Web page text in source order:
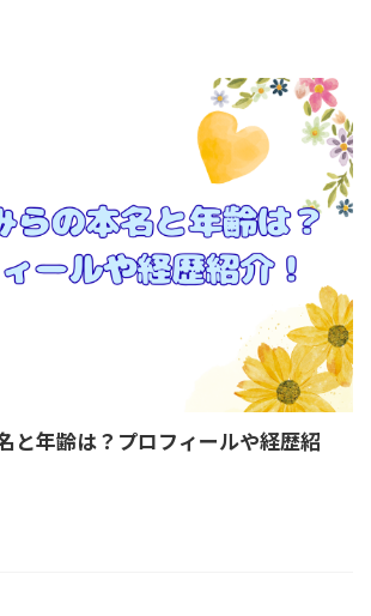
と年齢は？プロフィールや経歴紹